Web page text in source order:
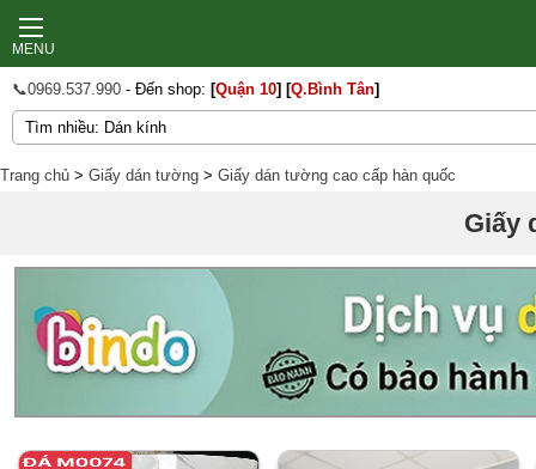
MENU
📞0969.537.990 - Đến shop: [Quận 10] [Q.Bình Tân]
Trang chủ > Giấy dán tường > Giấy dán tường cao cấp hàn quốc
Giấy